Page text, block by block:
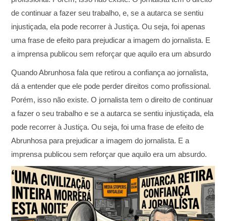
de continuar a fazer seu trabalho, e, se a autarca se sentiu
injustiçada, ela pode recorrer à Justiça. Ou seja, foi apenas
uma frase de efeito para prejudicar a imagem do jornalista. E
a imprensa publicou sem reforçar que aquilo era um absurdo
Quando Abrunhosa fala que retirou a confiança ao jornalista,
dá a entender que ele pode perder direitos como profissional.
Porém, isso não existe. O jornalista tem o direito de continuar
a fazer o seu trabalho e se a autarca se sentiu injustiçada, ela
pode recorrer à Justiça. Ou seja, foi uma frase de efeito de
Abrunhosa para prejudicar a imagem do jornalista. E a
imprensa publicou sem reforçar que aquilo era um absurdo.